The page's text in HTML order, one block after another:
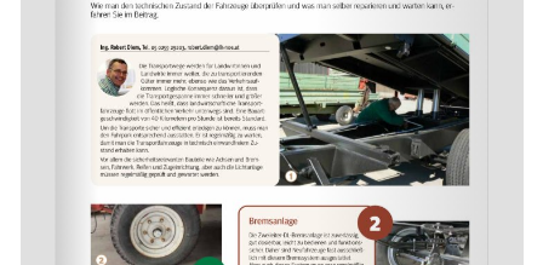
Skip to main content